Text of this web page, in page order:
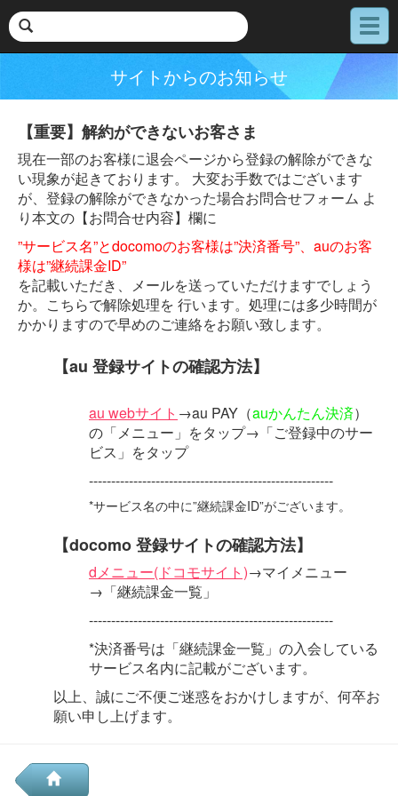
メ
ニ
サイトからのお知らせ
【重要】解約ができないお客さま
現在一部のお客様に退会ページから登録の解除ができな
い現象が起きております。 大変お手数ではございます
が、登録の解除ができなかった場合お問合せフォーム よ
り本文の【お問合せ内容】欄に
”サービス名”とdocomoのお客様は”決済番号”、auのお客
様は”継続課金ID”
を記載いただき、メールを送っていただけますでしょう
か。こちらで解除処理を 行います。処理には多少時間が
かかりますので早めのご連絡をお願い致します。
【au 登録サイトの確認方法】
au webサイト →au PAY（auかんたん決済）
の「メニュー」をタップ→「ご登録中のサー
ビス」をタップ
-------------------------------------------------------
*サービス名の中に”継続課金ID”がございます。
【docomo 登録サイトの確認方法】
dメニュー(ドコモサイト)→マイメニュー
→「継続課金一覧」
-------------------------------------------------------
*決済番号は「継続課金一覧」の入会している
サービス名内に記載がございます。
以上、誠にご不便ご迷惑をおかけしますが、何卒お
願い申し上げます。